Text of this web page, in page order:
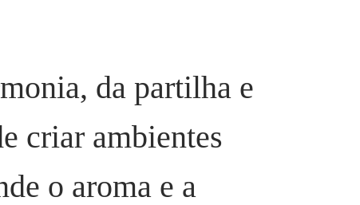
da partilha e
criar ambientes
o aroma e a